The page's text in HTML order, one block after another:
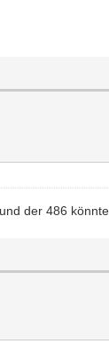
der 486